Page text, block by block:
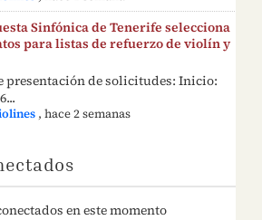
Sinfónica de Tenerife selecciona
para listas de refuerzo de violín y
presentación de solicitudes: Inicio:
,hace 2 semanas
en este momento